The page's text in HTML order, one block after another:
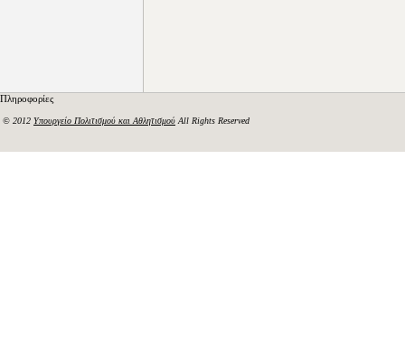
Πληροφορίες
© 2012 Υπουργείο Πολιτισμού και Αθλητισμού All Rights Reserved